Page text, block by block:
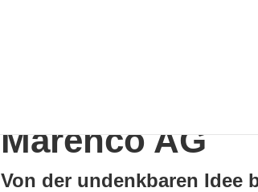
Marenco AG
Von der undenkbaren Idee